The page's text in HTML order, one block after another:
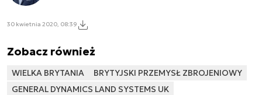
30 kwietnia 2020, 08:39
Zobacz również
WIELKA BRYTANIA
BRYTYJSKI PRZEMYSŁ ZBROJENIOWY
GENERAL DYNAMICS LAND SYSTEMS UK